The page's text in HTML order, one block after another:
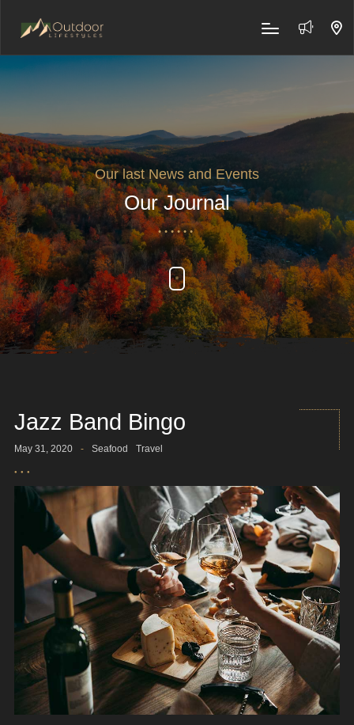
Our last News and Events
Our Journal
Jazz Band Bingo
May 31, 2020 - Seafood Travel